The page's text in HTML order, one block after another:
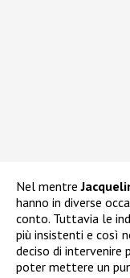
Nel mentre
hanno in diverse
conto. Tuttavia le
più insistenti e così
deciso di intervenire
poter mettere un